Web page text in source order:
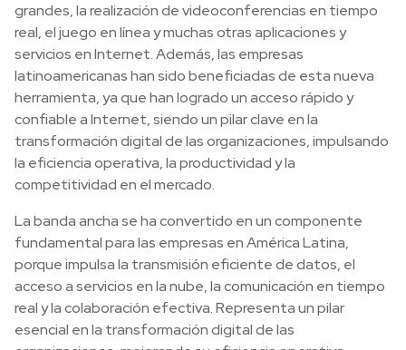
grandes, la realización de videoconferencias en tiempo
real, el juego en línea y muchas otras aplicaciones y
servicios en Internet. Además, las empresas
latinoamericanas han sido beneficiadas de esta nueva
herramienta, ya que han logrado un acceso rápido y
confiable a Internet, siendo un pilar clave en la
transformación digital de las organizaciones, impulsando
la eficiencia operativa, la productividad y la
competitividad en el mercado.
La banda ancha se ha convertido en un componente
fundamental para las empresas en América Latina,
porque impulsa la transmisión eficiente de datos, el
acceso a servicios en la nube, la comunicación en tiempo
real y la colaboración efectiva. Representa un pilar
esencial en la transformación digital de las